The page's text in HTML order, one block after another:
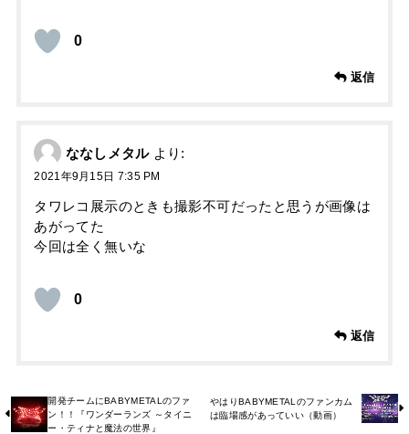
0
返信
ななしメタル より:
2021年9月15日 7:35 PM
タワレコ展示のときも撮影不可だったと思うが画像は
あがってた
今回は全く無いな
0
返信
開発チームにBABYMETALのファ
ン！！『ワンダーランズ ～タイニ
ー・ティナと魔法の世界』
やはりBABYMETALのファンカム
は臨場感があっていい（動画）